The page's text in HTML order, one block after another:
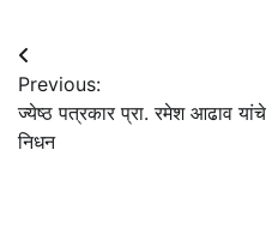
Post
navigation
Previous:
ज्येष्ठ पत्रकार प्रा. रमेश आढाव यांचे
निधन